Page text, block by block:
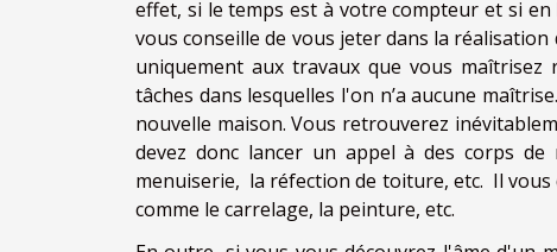
effet, si le temps est à votre compteur et si
vous conseille de vous jeter dans la
uniquement aux travaux que vous
tâches dans lesquelles l'on n’a aucune
nouvelle maison. Vous retrouverez
devez donc lancer un appel à des corps
menuiserie, la réfection de toiture, etc. Il
comme le carrelage, la peinture, etc.